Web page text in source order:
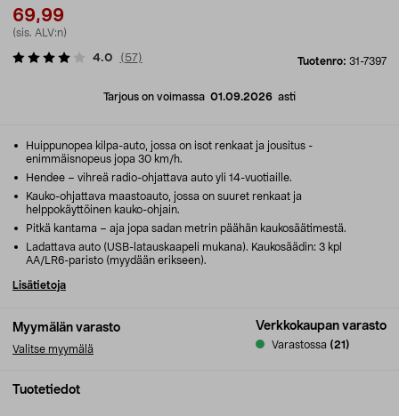
69,99
(sis. ALV:n)
Tuotenro: 31-7397
4.0 ( 57)
Tarjous on voimassa 01.09.2026 asti
Myymälän varasto
Valitse myymälä
Verkkokaupan varasto
Varastossa (21)
Huippunopea kilpa-auto, jossa on isot renkaat ja jousitus -
enimmäisnopeus jopa 30 km/h.
Hendee – vihreä radio-ohjattava auto yli 14-vuotiaille.
Kauko-ohjattava maastoauto, jossa on suuret renkaat ja
helppokäyttöinen kauko-ohjain.
Pitkä kantama – aja jopa sadan metrin päähän kaukosäätimestä.
Ladattava auto (USB-latauskaapeli mukana). Kaukosäädin: 3 kpl
AA/LR6-paristo (myydään erikseen).
Lisätietoja
Tuotetiedot